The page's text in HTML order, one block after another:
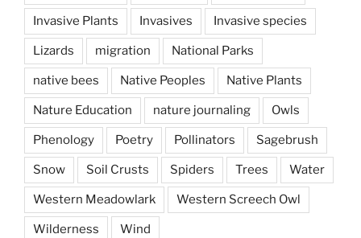
Invasive Plants Invasives Invasive species
Lizards migration National Parks
native bees Native Peoples Native Plants
Nature Education nature journaling Owls
Phenology Poetry Pollinators Sagebrush
Snow Soil Crusts Spiders Trees Water
Western Meadowlark Western Screech Owl
Wilderness Wind